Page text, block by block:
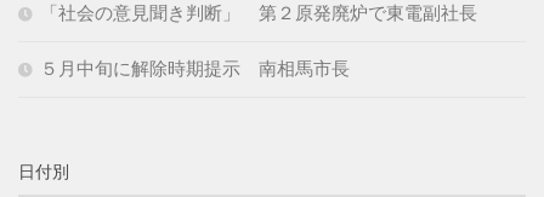
「社会の意見聞き判断」 第２原発廃炉で東電副社長
５月中旬に解除時期提示 南相馬市長
日付別